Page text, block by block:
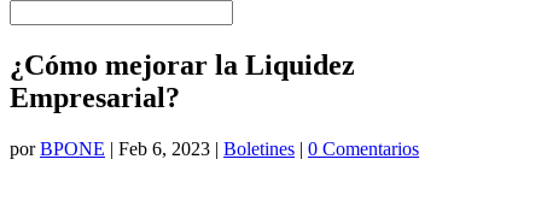
¿Cómo mejorar la Liquidez
Empresarial?
porBPONE | Feb 6, 2023 | Boletines | 0 Comentarios